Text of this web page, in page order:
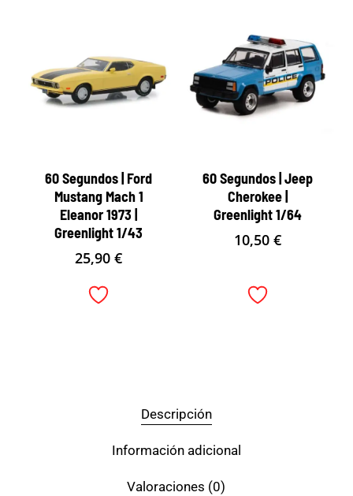
60 Segundos | Ford
Mustang Mach 1
Eleanor 1973 |
Greenlight 1/43
25,90€
60 Segundos | Jeep
Cherokee |
Greenlight 1/64
10,50 €
Descripción
Información adicional
Valoraciones (0)